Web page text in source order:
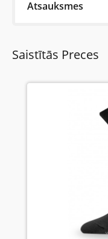
Atsauksmes
Очень хорошие
Otrdiena, 26 Maijs
Очень удачная
при активе как
для лучшего
Piektdiena, 10
OLI - zeķes siltam
Saistītās Preces